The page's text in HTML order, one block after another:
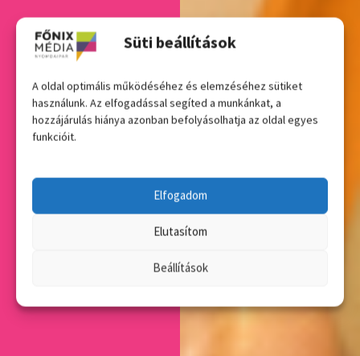
Süti beállítások
A oldal optimális működéséhez és elemzéséhez sütiket
használunk. Az elfogadással segíted a munkánkat, a
hozzájárulás hiánya azonban befolyásolhatja az oldal egyes
funkcióit.
Elfogadom
Elutasítom
Beállítások